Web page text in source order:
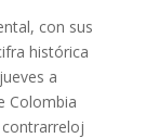
con sus
histórica
a
Colombia